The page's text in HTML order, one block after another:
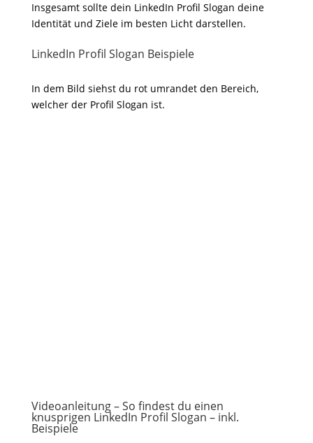
Insgesamt sollte dein LinkedIn Profil Slogan deine
Identität und Ziele im besten Licht darstellen.
LinkedIn Profil Slogan Beispiele
In dem Bild siehst du rot umrandet den Bereich,
welcher der Profil Slogan ist.
Videoanleitung – So findest du einen
knusprigen LinkedIn Profil Slogan – inkl.
Beispiele